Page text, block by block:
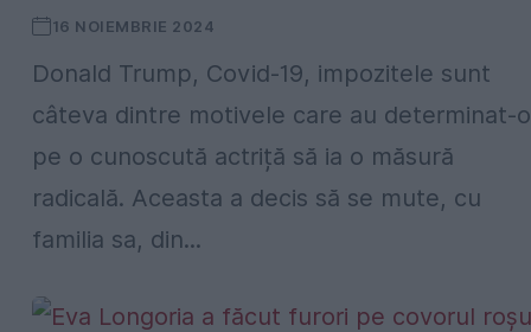
16 NOIEMBRIE 2024
Donald Trump, Covid-19, impozitele sunt
câteva dintre motivele care au determinat-o
pe o cunoscută actriță să ia o măsură
radicală. Aceasta a decis să se mute, cu
familia sa, din...